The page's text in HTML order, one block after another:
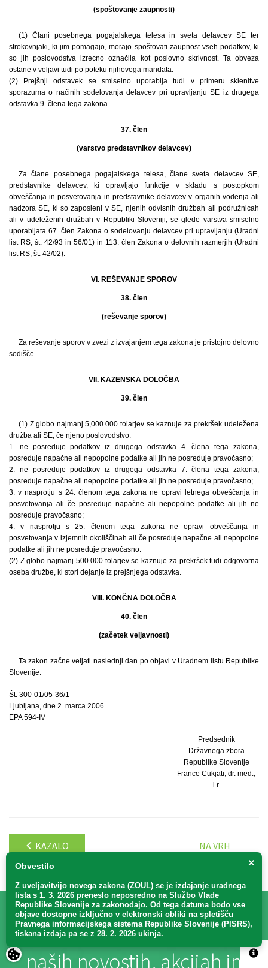
(spoštovanje zaupnosti)
(1) Člani posebnega pogajalskega telesa in sveta delavcev SE ter
strokovnjaki, ki jim pomagajo, morajo spoštovati zaupnost vseh podatkov, ki
so jih poslovodstva izrecno označila kot poslovno skrivnost. Ta obveza
ostane v veljavi tudi po poteku njihovega mandata.
(2) Prejšnji odstavek se smiselno uporablja tudi v primeru sklenitve
sporazuma o načinih sodelovanja delavcev pri upravljanju SE iz drugega
odstavka 9. člena tega zakona.
37. člen
(varstvo predstavnikov delavcev)
Za člane posebnega pogajalskega telesa, člane sveta delavcev SE,
predstavnike delavcev, ki opravljajo funkcije v skladu s postopkom
obveščanja in posvetovanja in predstavnike delavcev v organih vodenja ali
nadzora SE, ki so zaposleni v SE, njenih odvisnih družbah ali podružnicah
ali v udeleženih družbah v Republiki Sloveniji, se glede varstva smiselno
uporabljata 67. člen Zakona o sodelovanju delavcev pri upravljanju (Uradni
list RS, št. 42/93 in 56/01) in 113. člen Zakona o delovnih razmerjih (Uradni
list RS, št. 42/02).
VI. REŠEVANJE SPOROV
38. člen
(reševanje sporov)
Za reševanje sporov v zvezi z izvajanjem tega zakona je pristojno delovno
sodišče.
VII. KAZENSKA DOLOČBA
39. člen
(1) Z globo najmanj 5,000.000 tolarjev se kaznuje za prekršek udeležena
družba ali SE, če njeno poslovodstvo:
1. ne posreduje podatkov iz drugega odstavka 4. člena tega zakona,
posreduje napačne ali nepopolne podatke ali jih ne posreduje pravočasno;
2. ne posreduje podatkov iz drugega odstavka 7. člena tega zakona,
posreduje napačne ali nepopolne podatke ali jih ne posreduje pravočasno;
3. v nasprotju s 24. členom tega zakona ne opravi letnega obveščanja in
posvetovanja ali če posreduje napačne ali nepopolne podatke ali jih ne
posreduje pravočasno;
4. v nasprotju s 25. členom tega zakona ne opravi obveščanja in
posvetovanja v izjemnih okoliščinah ali če posreduje napačne ali nepopolne
podatke ali jih ne posreduje pravočasno.
(2) Z globo najmanj 500.000 tolarjev se kaznuje za prekršek tudi odgovorna
oseba družbe, ki stori dejanje iz prejšnjega odstavka.
VIII. KONČNA DOLOČBA
40. člen
(začetek veljavnosti)
Ta zakon začne veljati naslednji dan po objavi v Uradnem listu Republike
Slovenije.
Št. 300-01/05-36/1
Ljubljana, dne 2. marca 2006
EPA 594-IV
Predsednik
Državnega zbora
Republike Slovenije
France Cukjati, dr. med.,
l.r.
KAZALO NA VRH
Bodite obveščeni
naših novostih, akcijah in
×
Obvestilo
Z uveljavitvijo novega zakona (ZOUL) se je izdajanje uradnega
lista s 1. 3. 2026 preneslo neposredno na Službo Vlade
Republike Slovenije za zakonodajo. Od tega datuma bodo vse
objave dostopne izključno v elektronski obliki na spletišču
Pravnega informacijskega sistema Republike Slovenije (PISRS),
tiskana izdaja pa se z 28. 2. 2026 ukinja.